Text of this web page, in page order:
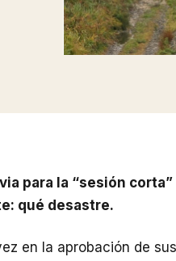
para la “sesión
qué desastre.
en la aprobación de